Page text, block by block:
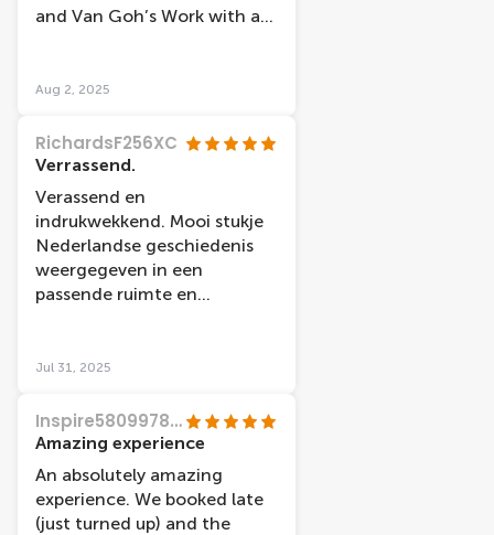
indrukwekkend uitgewerkt!
and Van Goh’s Work with a
pleasant break from walking
Aug 2, 2025
RichardsF256XC
Verrassend.
Verassend en
indrukwekkend. Mooi stukje
Nederlandse geschiedenis
weergegeven in een
passende ruimte en
Jul 31, 2025
Inspire58099789003
Amazing experience
An absolutely amazing
experience. We booked late
(just turned up) and the